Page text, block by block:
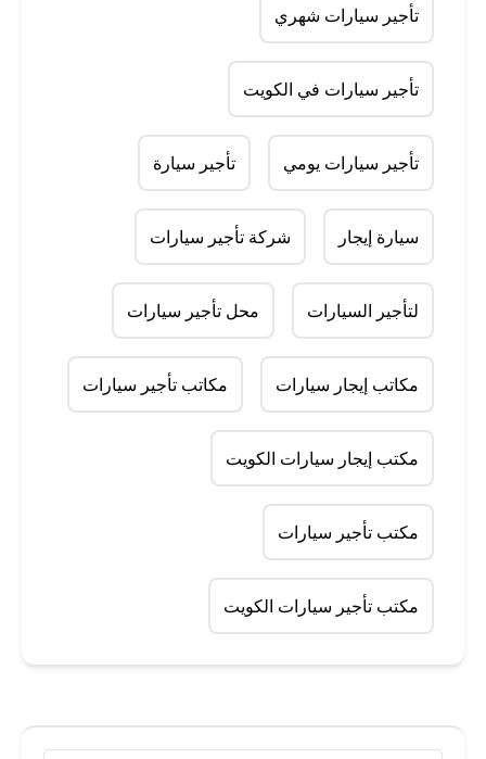
تأجير سيارات شهري
تأجير سيارات في الكويت
تأجير سيارات يومي تأجير سيارة
سيارة إيجار شركة تأجير سيارات
لتأجير السيارات محل تأجير سيارات
مكاتب إيجار سيارات مكاتب تأجير سيارات
مكتب إيجار سيارات الكويت
مكتب تأجير سيارات
مكتب تأجير سيارات الكويت